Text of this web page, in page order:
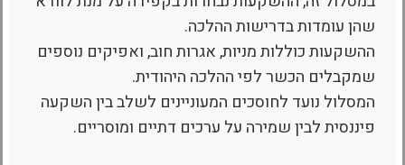
שהן עומדות בדרישות ההלכה.
ההשקעות כוללות מניות, אגרות חוב, ואפיקים נוספים
שמקבלים הכשר לפי ההלכה היהודית.
המסלול נועד לחוסכים המעוניינים לשלב בין השקעה
פיננסית לבין שמירה על ערכים דתיים ומוסריים.